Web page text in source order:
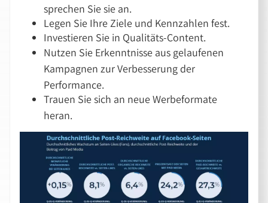
sprechen Sie sie an.
Legen Sie Ihre Ziele und Kennzahlen fest.
Investieren Sie in Qualitäts-Content.
Nutzen Sie Erkenntnisse aus gelaufenen
Kampagnen zur Verbesserung der
Performance.
Trauen Sie sich an neue Werbeformate
heran.